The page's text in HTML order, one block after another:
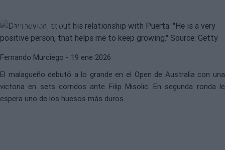
creciendo”
Fernando Murciego - 19 ene 2026
El malagueño debutó a lo grande en el Open de Australia con una
victoria en sets corridos ante Filip Misolic. En segunda ronda le
espera uno de los huesos más duros.